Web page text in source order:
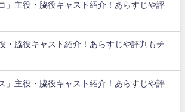
」主役・脇役キャスト紹介！あらすじや評
・脇役キャスト紹介！あらすじや評判もチ
」主役・脇役キャスト紹介！あらすじや評